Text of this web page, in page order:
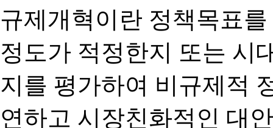
규제개혁이란 정책목표
정도가 적정한지 또는 시
지를 평가하여 비규제적
연하고 시장친화적인 대